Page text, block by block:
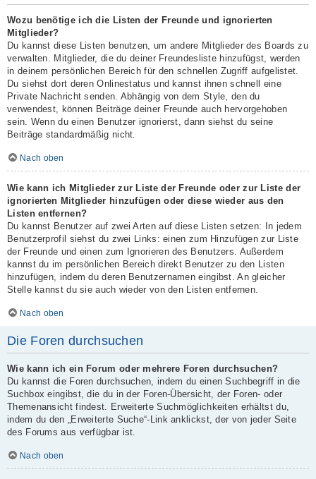
Wozu benötige ich die Listen der Freunde und ignorierten
Mitglieder?
Du kannst diese Listen benutzen, um andere Mitglieder des Boards zu
verwalten. Mitglieder, die du deiner Freundesliste hinzufügst, werden
in deinem persönlichen Bereich für den schnellen Zugriff aufgelistet.
Du siehst dort deren Onlinestatus und kannst ihnen schnell eine
Private Nachricht senden. Abhängig von dem Style, den du
verwendest, können Beiträge deiner Freunde auch hervorgehoben
sein. Wenn du einen Benutzer ignorierst, dann siehst du seine
Beiträge standardmäßig nicht.
Nach oben
Wie kann ich Mitglieder zur Liste der Freunde oder zur Liste der
ignorierten Mitglieder hinzufügen oder diese wieder aus den
Listen entfernen?
Du kannst Benutzer auf zwei Arten auf diese Listen setzen: In jedem
Benutzerprofil siehst du zwei Links: einen zum Hinzufügen zur Liste
der Freunde und einen zum Ignorieren des Benutzers. Außerdem
kannst du im persönlichen Bereich direkt Benutzer zu den Listen
hinzufügen, indem du deren Benutzernamen eingibst. An gleicher
Stelle kannst du sie auch wieder von den Listen entfernen.
Nach oben
Die Foren durchsuchen
Wie kann ich ein Forum oder mehrere Foren durchsuchen?
Du kannst die Foren durchsuchen, indem du einen Suchbegriff in die
Suchbox eingibst, die du in der Foren-Übersicht, der Foren- oder
Themenansicht findest. Erweiterte Suchmöglichkeiten erhältst du,
indem du den „Erweiterte Suche“-Link anklickst, der von jeder Seite
des Forums aus verfügbar ist.
Nach oben